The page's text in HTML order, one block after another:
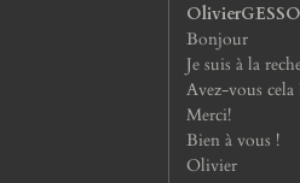
Bonjour
Je suis à la
Avez-vous cela
Merci!
Bien à vous !
Olivier